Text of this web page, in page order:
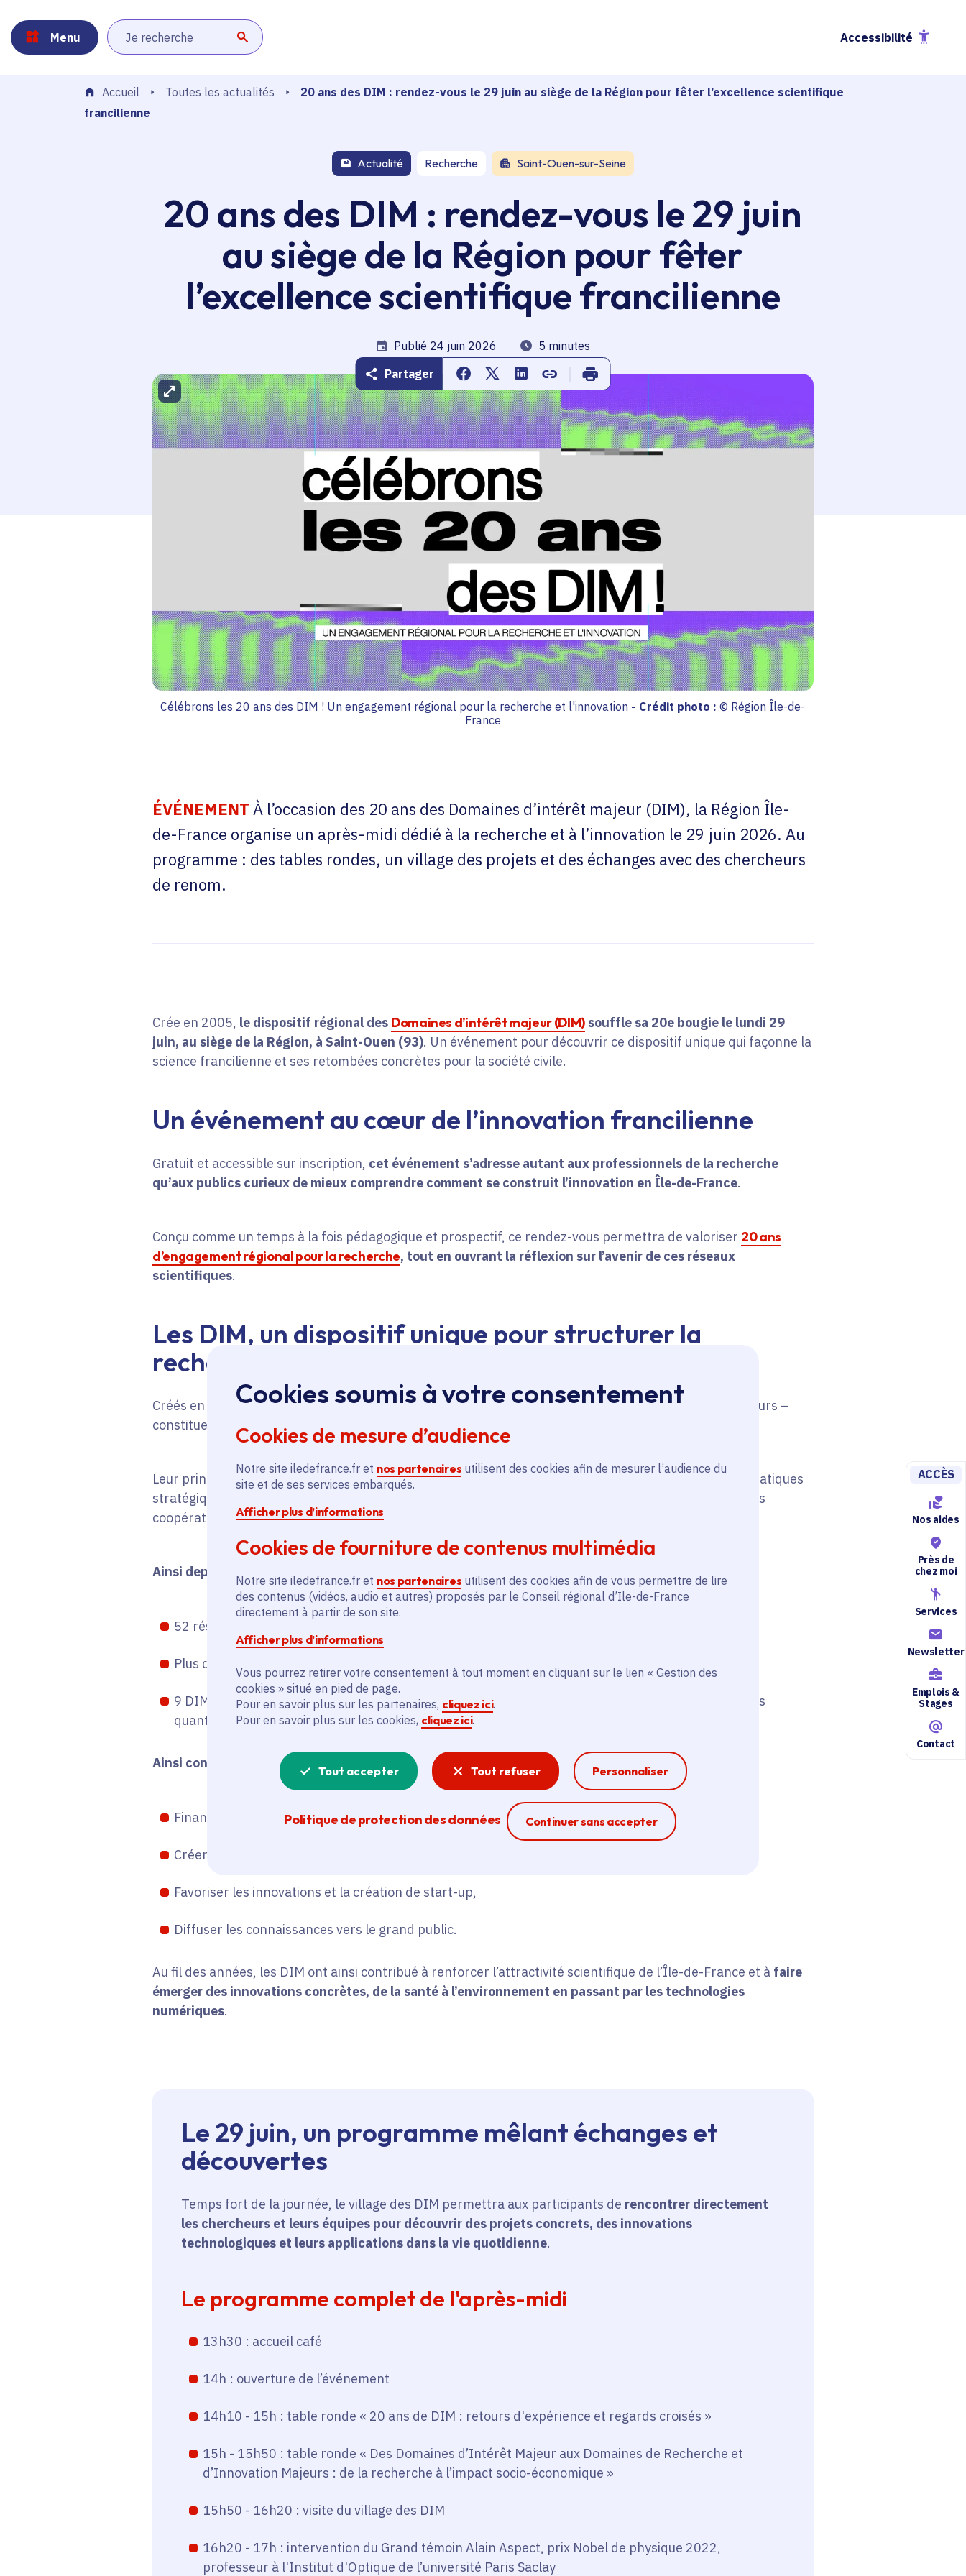
Cookies soumis à votre consentement
Cookies de mesure d’audience
Notre site iledefrance.fr et nos partenaires utilisent des cookies afin de mesurer l’audience du
site et de ses services embarqués.
Afficher plus d’informations
Cookies de fourniture de contenus multimédia
Notre site iledefrance.fr et nos partenaires utilisent des cookies afin de vous permettre de lire
des contenus (vidéos, audio et autres) proposés par le Conseil régional d’Ile-de-France
directement à partir de son site.
Afficher plus d’informations
Vous pourrez retirer votre consentement à tout moment en cliquant sur le lien « Gestion des
cookies » situé en pied de page.
Pour en savoir plus sur les partenaires, cliquez ici.
Pour en savoir plus sur les cookies, cliquez ici.
Tout accepter Tout refuser Personnaliser
Politique de protection des données Continuer sans accepter
Ferme la modale
Menu
Lancer la recherche Accessibilité
Accueil Toutes les actualités
20 ans des DIM : rendez-vous le 29 juin au siège de la Région pour fêter l’excellence scientifique
francilienne
ACCÈS
Nos aides
Près de
chez moi
Services
Newsletter
Emplois &
Stages
Contact
Actualité Recherche Saint-Ouen-sur-Seine
20 ans des DIM : rendez-vous le 29 juin
au siège de la Région pour fêter
l’excellence scientifique francilienne
Partager Partager sur Facebook
Partager sur Twitter
Partager sur Linkedin
Copier dans le presse-papier
Imprimer
Date de publication
Publié 24 juin 2026 Temps de lecture
5 minutes
Agrandir l'image
Célébrons les 20 ans des DIM ! Un engagement régional pour la recherche et l'innovation - Crédit photo : © Région Île-de-
France
ÉVÉNEMENT À l’occasion des 20 ans des Domaines d’intérêt majeur (DIM), la Région Île-
de-France organise un après-midi dédié à la recherche et à l’innovation le 29 juin 2026. Au
programme : des tables rondes, un village des projets et des échanges avec des chercheurs
de renom.
Crée en 2005, le dispositif régional des Domaines d’intérêt majeur (DIM)souffle sa 20e bougie le lundi 29
juin, au siège de la Région, à Saint-Ouen (93). Un événement pour découvrir ce dispositif unique qui façonne la
science francilienne et ses retombées concrètes pour la société civile.
Un événement au cœur de l’innovation francilienne
Gratuit et accessible sur inscription, cet événement s’adresse autant aux professionnels de la recherche
qu’aux publics curieux de mieux comprendre comment se construit l’innovation en Île-de-France.
Conçu comme un temps à la fois pédagogique et prospectif, ce rendez-vous permettra de valoriser 20 ans
d’engagement régional pour la recherche, tout en ouvrant la réflexion sur l’avenir de ces réseaux
scientifiques.
Les DIM, un dispositif unique pour structurer la
recherche
Créés en 2005, les Domaines d’intérêt majeur – devenus Domaines de recherche et d’innovation majeurs –
constituent
un levier central de la politique régionale en faveur de la science
Leur principe est simple : rassembler chercheurs, laboratoires et entreprises autour de grandes thématiques
stratégiques telles que l’intelligence artificielle, la santé ou encore l’environnement afin de favoriser les
coopérations et d’optimiser les découvertes.
Ainsi depuis 20 ans :
52 réseaux de recherche ont été soutenus,
Plus de 600 millions d’euros ont été investis,
9 DIM ont été labellisés dans des domaines clés comme l’IA, les biotechnologies ou les technologies
quantiques.
Ainsi constitués, ces réseaux de chercheurs permettent notamment de :
Financer des équipements scientifiques de pointe,
Créer des emplois de jeunes chercheurs (doctorants, post-doctorants),
Favoriser les innovations et la création de start-up,
Diffuser les connaissances vers le grand public.
Au fil des années, les DIM ont ainsi contribué à renforcer l’attractivité scientifique de l’Île-de-France et à faire
émerger des innovations concrètes, de la santé à l’environnement en passant par les technologies
numériques.
Le 29 juin, un programme mêlant échanges et
découvertes
Temps fort de la journée, le village des DIM permettra aux participants de rencontrer directement
les chercheurs et leurs équipes pour découvrir des projets concrets, des innovations
technologiques et leurs applications dans la vie quotidienne.
Le programme complet de l'après-midi
13h30 : accueil café
14h : ouverture de l’événement
14h10 - 15h : table ronde « 20 ans de DIM : retours d'expérience et regards croisés »
15h - 15h50 : table ronde « Des Domaines d’Intérêt Majeur aux Domaines de Recherche et
d’Innovation Majeurs : de la recherche à l’impact socio-économique »
15h50 - 16h20 : visite du village des DIM
16h20 - 17h : intervention du Grand témoin Alain Aspect, prix Nobel de physique 2022,
professeur à l'Institut d'Optique de l’université Paris Saclay